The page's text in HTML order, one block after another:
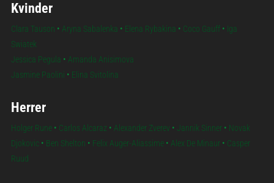
Kvinder
Clara Tauson • Aryna Sabalenka • Elena Rybakina • Coco Gauff• Iga
Swiatek
Jessica Pegula • Amanda Anisimova
Jasmine Paolini • Elina Svitolina
Herrer
Holger Rune• Carlos Alcaraz • Alexander Zverev • Jannik Sinner• Novak
Djokovic• Ben Shelton • Felix Auger-Aliassime• Alex De Minaur• Casper
Ruud